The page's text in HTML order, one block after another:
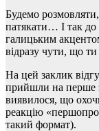
Будемо
патякати… І так до
галицьким
відразу чути, що
На цей заклик
прийшли на перше
виявилося, що
реакцію
такий формат).